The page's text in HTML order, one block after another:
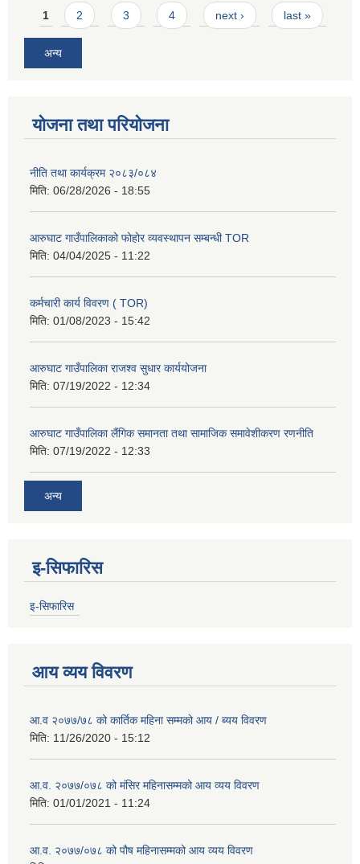
Pages
1 2 3 4 next › last »
अन्य
योजना तथा परियोजना
नीति तथा कार्यक्रम २०८३/०८४
मिति: 06/28/2026 - 18:55
आरुघाट गाउँपालिकाको फोहोर व्यवस्थापन सम्बन्धी TOR
मिति: 04/04/2025 - 11:22
कर्मचारी कार्य विवरण ( TOR)
मिति: 01/08/2023 - 15:42
आरुघाट गाउँपालिका राजश्व सुधार कार्ययोजना
मिति: 07/19/2022 - 12:34
आरुघाट गाउँपालिका लैंगिक समानता तथा सामाजिक समावेशीकरण रणनीति
मिति: 07/19/2022 - 12:33
अन्य
इ-सिफारिस
इ-सिफारिस
आय व्यय विवरण
आ.व २०७७/७८ को कार्तिक महिना सम्मको आय / ब्यय विवरण
मिति: 11/26/2020 - 15:12
आ.व. २०७७/०७८ को मंसिर महिनासम्मको आय व्यय विवरण
मिति: 01/01/2021 - 11:24
आ.व. २०७७/०७८ को पौष महिनासम्मको आय व्यय विवरण